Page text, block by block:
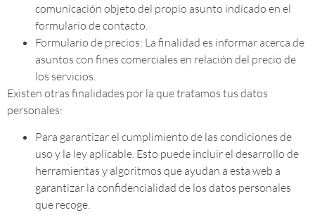
comunicación objeto del propio asunto indicado en el
formulario de contacto.
Formulario de precios: La finalidad es informar acerca de
asuntos con fines comerciales en relación del precio de
los servicios.
Existen otras finalidades por la que tratamos tus datos
personales:
Para garantizar el cumplimiento de las condiciones de
uso y la ley aplicable. Esto puede incluir el desarrollo de
herramientas y algoritmos que ayudan a esta web a
garantizar la confidencialidad de los datos personales
que recoge.